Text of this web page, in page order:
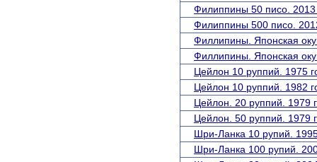
Филиппины 50 писо. 2013
Филиппины 500 писо.
Филлипины. Японская
Филлипины. Японская
Цейлон 10 руппий. 1975
Цейлон 10 руппий. 1982
Цейлон. 20 руппий. 1979
Цейлон. 50 руппий. 1979
Шри-Ланка 10 рупий.
Шри-Ланка 100 рупий.